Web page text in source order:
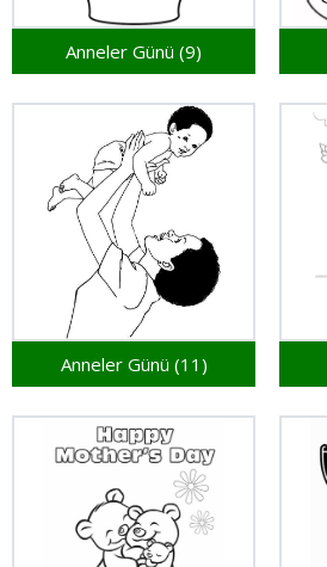
Anneler Günü (9)
Anneler Günü (11)